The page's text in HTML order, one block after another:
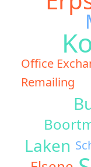
Office
Remailing
Laken